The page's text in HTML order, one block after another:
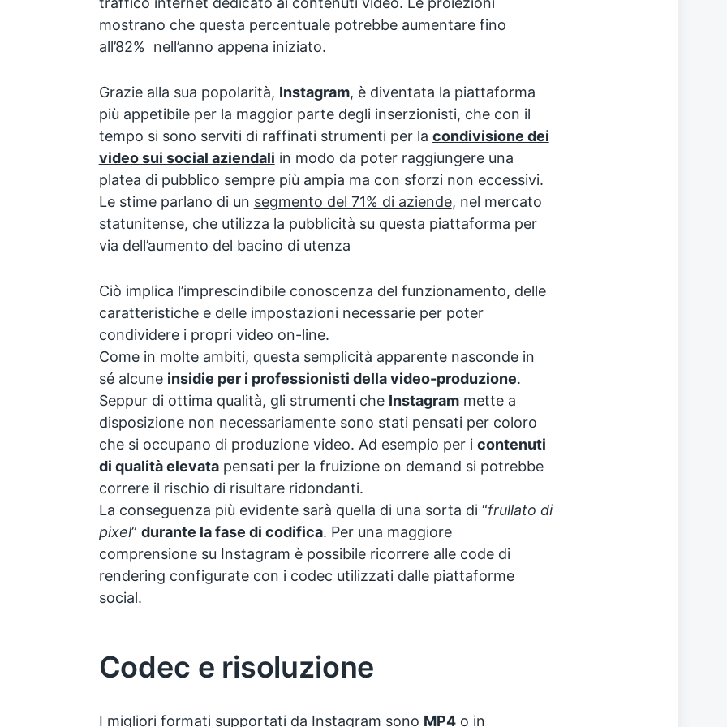
mostrano che questa percentuale potrebbe aumentare fino
all’82% nell’anno appena iniziato.
Grazie alla sua popolarità, Instagram, è diventata la piattaforma
più appetibile per la maggior parte degli inserzionisti, che con il
tempo si sono serviti di raffinati strumenti per la condivisione dei
video sui social aziendali in modo da poter raggiungere una
platea di pubblico sempre più ampia ma con sforzi non eccessivi.
Le stime parlano di un segmento del 71% di aziende, nel mercato
statunitense, che utilizza la pubblicità su questa piattaforma per
via dell’aumento del bacino di utenza
Ciò implica l’imprescindibile conoscenza del funzionamento, delle
caratteristiche e delle impostazioni necessarie per poter
condividere i propri video on-line.
Come in molte ambiti, questa semplicità apparente nasconde in
sé alcune insidie per i professionisti della video-produzione.
Seppur di ottima qualità, gli strumenti che Instagrammette a
disposizione non necessariamente sono stati pensati per coloro
che si occupano di produzione video. Ad esempio per i contenuti
di qualità elevatapensati per la fruizione on demand si potrebbe
correre il rischio di risultare ridondanti.
La conseguenza più evidente sarà quella di una sorta di “frullato di
pixel” durante la fase di codifica. Per una maggiore
comprensione su Instagram è possibile ricorrere alle code di
rendering configurate con i codec utilizzati dalle piattaforme
social.
Codec e risoluzione
I migliori formati supportati da Instagram sono MP4o in